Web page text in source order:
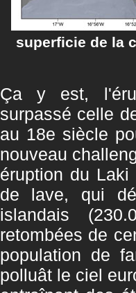
superficie de la
Ça y est,
surpassé celle
au 18e siècle
nouveau
éruption du
de lave, qui
islandais
retombées de
population de
polluât le ciel